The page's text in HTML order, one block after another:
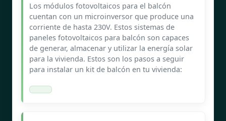
Los módulos fotovoltaicos para el balcón
cuentan con un microinversor que produce una
corriente de hasta 230V. Estos sistemas de
paneles fotovoltaicos para balcón son capaces
de generar, almacenar y utilizar la energía solar
para la vivienda. Estos son los pasos a seguir
para instalar un kit de balcón en tu vivienda: